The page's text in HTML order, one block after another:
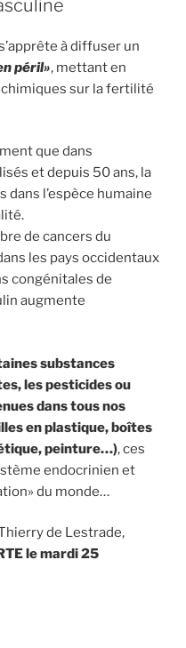
à diffuser un
péril», mettant en
chimiques sur la fertilité
que dans
et depuis 50 ans, la
l’espèce humaine
de cancers du
les pays occidentaux
congénitales de
augmente
substances
les pesticides ou
dans tous nos
en plastique, boîtes
peinture…), ces
endocrinien et
du monde…
de Lestrade,
le mardi 25